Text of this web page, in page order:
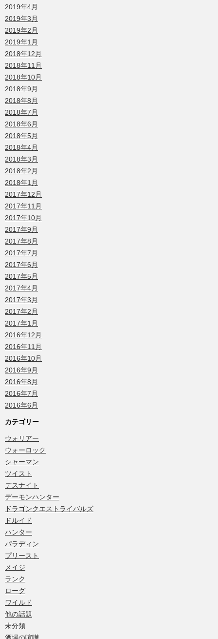
2019年4月
2019年3月
2019年2月
2019年1月
2018年12月
2018年11月
2018年10月
2018年9月
2018年8月
2018年7月
2018年6月
2018年5月
2018年4月
2018年3月
2018年2月
2018年1月
2017年12月
2017年11月
2017年10月
2017年9月
2017年8月
2017年7月
2017年6月
2017年5月
2017年4月
2017年3月
2017年2月
2017年1月
2016年12月
2016年11月
2016年10月
2016年9月
2016年8月
2016年7月
2016年6月
カテゴリー
ウォリアー
ウォーロック
シャーマン
ツイスト
デスナイト
デーモンハンター
ドラゴンクエストライバルズ
ドルイド
ハンター
パラディン
プリースト
メイジ
ランク
ローグ
ワイルド
他の話題
未分類